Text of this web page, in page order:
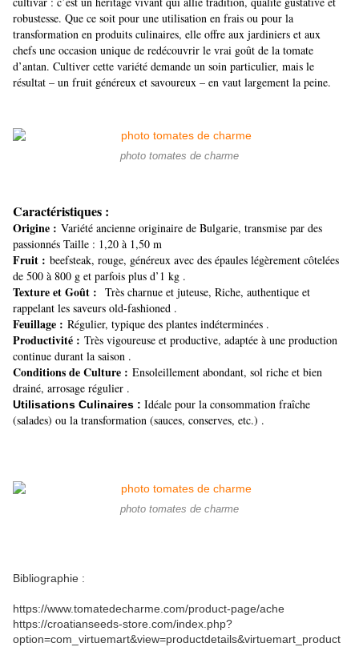
robustesse. Que ce soit pour une utilisation en frais ou pour la
transformation en produits culinaires, elle offre aux jardiniers et aux
chefs une occasion unique de redécouvrir le vrai goût de la tomate
d’antan. Cultiver cette variété demande un soin particulier, mais le
résultat – un fruit généreux et savoureux – en vaut largement la peine.
photo tomates de charme
Caractéristiques :
Origine : Variété ancienne originaire de Bulgarie, transmise par des
passionnés Taille : 1,20 à 1,50 m
Fruit : beefsteak, rouge, généreux avec des épaules légèrement côtelées
de 500 à 800 g et parfois plus d’1 kg .
Textureet Goût : Très charnue et juteuse, Riche, authentique et
rappelant les saveurs old-fashioned .
Feuillage : Régulier, typique des plantes indéterminées .
Productivité : Très vigoureuse et productive, adaptée à une production
continue durant la saison .
Conditions de Culture : Ensoleillement abondant, sol riche et bien
drainé, arrosage régulier .
Utilisations Culinaires : Idéale pour la consommation fraîche
(salades) ou la transformation (sauces, conserves, etc.) .
photo tomates de charme
Bibliographie :
https://www.tomatedecharme.com/product-page/ache
https://croatianseeds-store.com/index.php?
option=com_virtuemart&view=productdetails&virtuemart_product